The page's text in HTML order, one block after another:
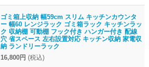
ゴミ箱上収納 幅59cm スリム キッチンカウンタ
ー 幅60 レンジラック ゴミ箱ラック キッチンラッ
ク 収納棚 可動棚 フック付き ハンガー付き 配線
穴 省スペース 左右設置対応 キッチン収納 家電収
納 ランドリーラック
16,800円 (税込)